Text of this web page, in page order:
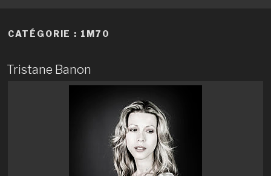
CATÉGORIE : 1M70
Tristane Banon